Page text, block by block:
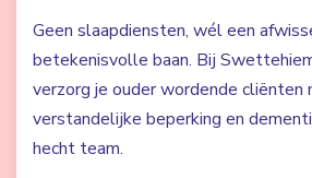
Geen slaapdiensten, wél een
betekenisvolle baan. Bij
verzorg je ouder wordende cliënten
verstandelijke beperking en
hecht team.